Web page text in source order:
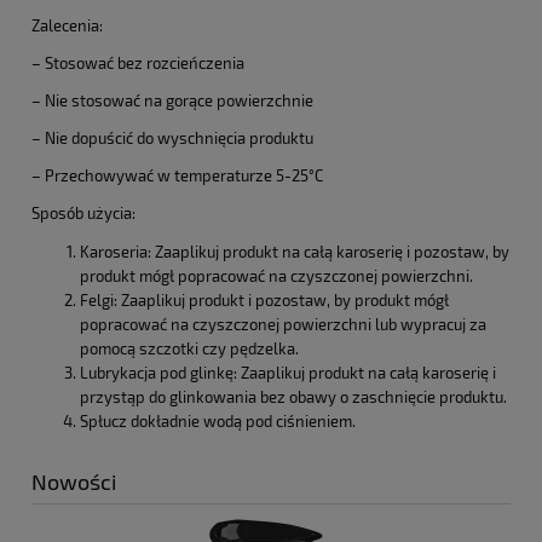
Zalecenia:
– Stosować bez rozcieńczenia
– Nie stosować na gorące powierzchnie
– Nie dopuścić do wyschnięcia produktu
– Przechowywać w temperaturze 5-25°C
Sposób użycia:
Karoseria: Zaaplikuj produkt na całą karoserię i pozostaw, by
produkt mógł popracować na czyszczonej powierzchni.
Felgi: Zaaplikuj produkt i pozostaw, by produkt mógł
popracować na czyszczonej powierzchni lub wypracuj za
pomocą szczotki czy pędzelka.
Lubrykacja pod glinkę: Zaaplikuj produkt na całą karoserię i
przystąp do glinkowania bez obawy o zaschnięcie produktu.
Spłucz dokładnie wodą pod ciśnieniem.
Nowości